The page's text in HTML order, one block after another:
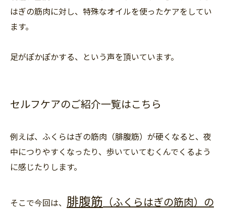
はぎの筋肉に対し、特殊なオイルを使ったケアをしてい
ます。
足がぽかぽかする、という声を頂いています。
セルフケアのご紹介一覧はこちら
例えば、ふくらはぎの筋肉（腓腹筋）が硬くなると、夜
中につりやすくなったり、歩いていてむくんでくるよう
に感じたりします。
そこで今回は、 腓腹筋 （ふくらはぎの筋肉）の